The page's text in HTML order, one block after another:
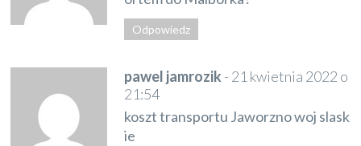
Odpowiedz
pawel jamrozik- 21 kwietnia 2022 o
21:54
koszt transportu Jaworzno woj slask
ie